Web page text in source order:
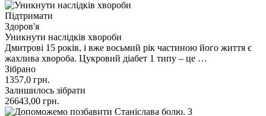
Підтримати
Здоров'я
Уникнути наслідків хвороби
Дмитрові 15 років, і вже восьмий рік частиною його життя є
жахлива хвороба. Цукровий діабет 1 типу – це …
Зібрано
1357,0 грн.
Залишилось зібрати
26643,00 грн.